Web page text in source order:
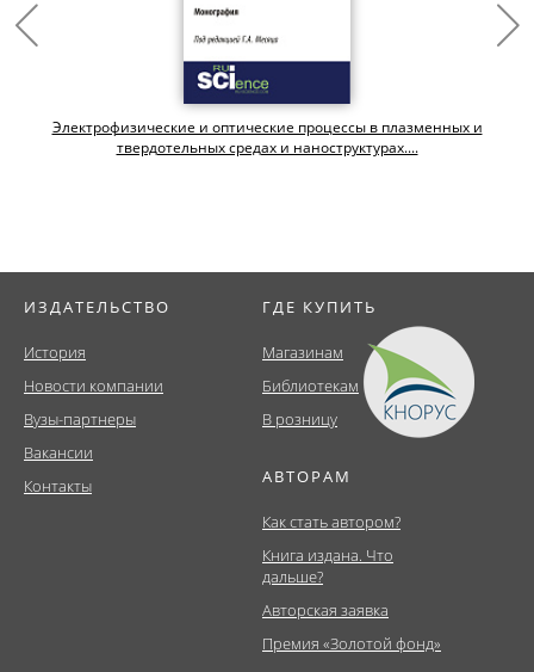
Электрофизические и оптические процессы в плазменных и
твердотельных средах и наноструктурах....
ИЗДАТЕЛЬСТВО
История
Новости компании
Вузы-партнеры
Вакансии
Контакты
ГДЕ КУПИТЬ
Магазинам
Библиотекам
В розницу
АВТОРАМ
Как стать автором?
Книга издана. Что
дальше?
Авторская заявка
Премия «Золотой фонд»